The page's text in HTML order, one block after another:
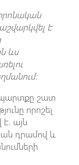
է
ևս
պարտքը շատ
որոշել
այն
դրամով և